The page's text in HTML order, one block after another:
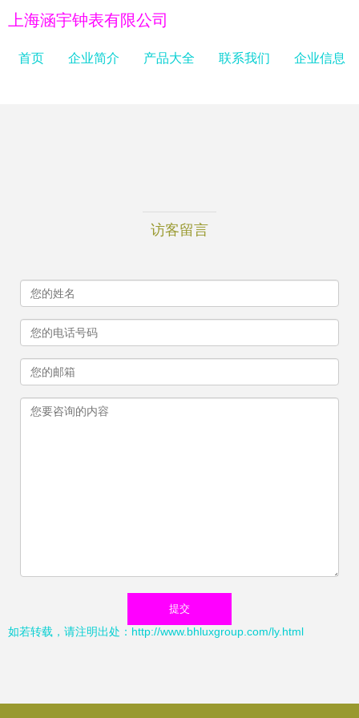
上海涵宇钟表有限公司
首页 企业简介 产品大全 联系我们 企业信息
访客留言
如若转载，请注明出处：http://www.bhluxgroup.com/ly.html